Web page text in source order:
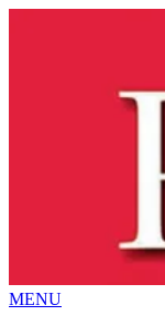
MENU